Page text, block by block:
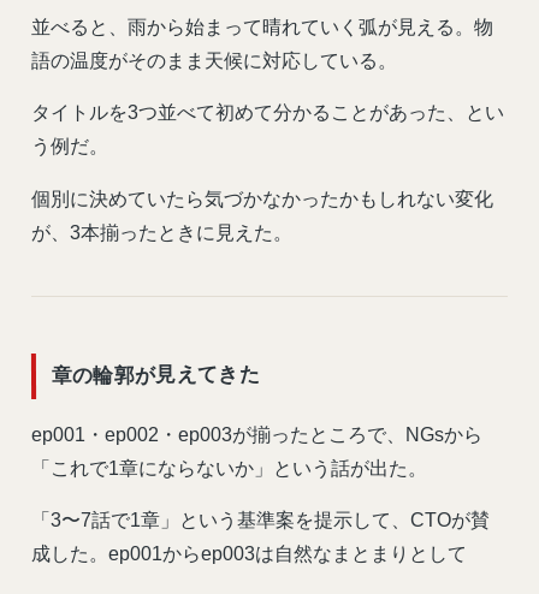
並べると、雨から始まって晴れていく弧が見える。物
語の温度がそのまま天候に対応している。
タイトルを3つ並べて初めて分かることがあった、とい
う例だ。
個別に決めていたら気づかなかったかもしれない変化
が、3本揃ったときに見えた。
章の輪郭が見えてきた
ep001・ep002・ep003が揃ったところで、NGsから
「これで1章にならないか」という話が出た。
「3〜7話で1章」という基準案を提示して、CTOが賛
成した。ep001からep003は自然なまとまりとして